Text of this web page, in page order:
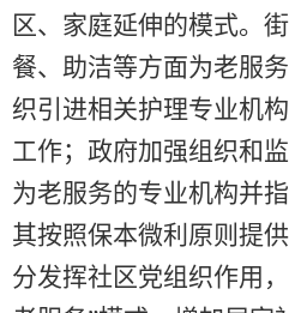
区、家庭延伸的模式。
餐、助洁等方面为老服
织引进相关护理专业机
工作；政府加强组织和
为老服务的专业机构并
其按照保本微利原则提
分发挥社区党组织作用